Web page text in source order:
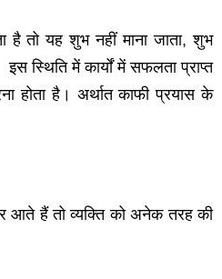
है तो यह शुभ नहीं माना जाता, शुभ
स्थिति में कार्यों में सफलता प्राप्त
होता है। अर्थात काफी प्रयास के
आते हैं तो व्यक्ति को अनेक तरह की